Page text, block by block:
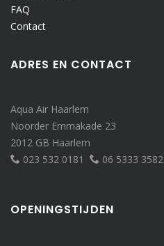
FAQ
Contact
ADRES EN CONTACT
Aqua Air Haarlem
Noorder Emmakade 23
2012 GB Haarlem
023 532 0181
06 5333 3582
OPENINGSTIJDEN